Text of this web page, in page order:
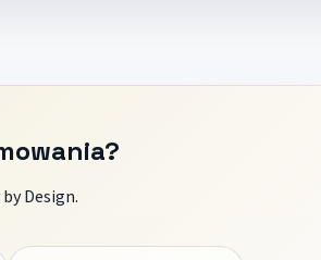
Design.